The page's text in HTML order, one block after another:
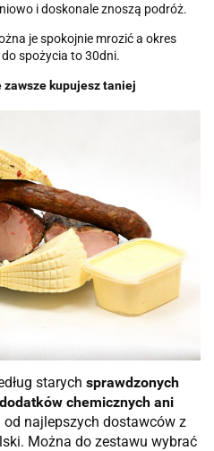
i doskonale znoszą podróż.
je spokojnie mrozić a okres
spożycia to 30dni.
zawsze kupujesz taniej
starych sprawdzonych
chemicznych ani
od najlepszych dostawców z
Można do zestawu wybrać